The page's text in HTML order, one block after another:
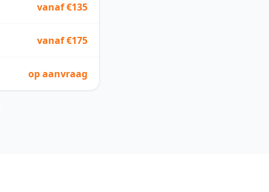
vanaf €135
vanaf €175
op aanvraag